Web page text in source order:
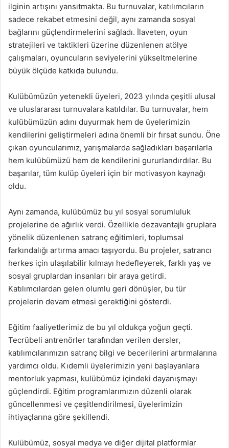
ilginin artışını yansıtmakta. Bu turnuvalar, katılımcıların
sadece rekabet etmesini değil, aynı zamanda sosyal
bağlarını güçlendirmelerini sağladı. İlaveten, oyun
stratejileri ve taktikleri üzerine düzenlenen atölye
çalışmaları, oyuncuların seviyelerini yükseltmelerine
büyük ölçüde katkıda bulundu.
Kulübümüzün yetenekli üyeleri, 2023 yılında çeşitli ulusal
ve uluslararası turnuvalara katıldılar. Bu turnuvalar, hem
kulübümüzün adını duyurmak hem de üyelerimizin
kendilerini geliştirmeleri adına önemli bir fırsat sundu. Öne
çıkan oyuncularımız, yarışmalarda sağladıkları başarılarla
hem kulübümüzü hem de kendilerini gururlandırdılar. Bu
başarılar, tüm kulüp üyeleri için bir motivasyon kaynağı
oldu.
Aynı zamanda, kulübümüz bu yıl sosyal sorumluluk
projelerine de ağırlık verdi. Özellikle dezavantajlı gruplara
yönelik düzenlenen satranç eğitimleri, toplumsal
farkındalığı artırma amacı taşıyordu. Bu projeler, satrancı
herkes için ulaşılabilir kılmayı hedefleyerek, farklı yaş ve
sosyal gruplardan insanları bir araya getirdi.
Katılımcılardan gelen olumlu geri dönüşler, bu tür
projelerin devam etmesi gerektiğini gösterdi.
Eğitim faaliyetlerimiz de bu yıl oldukça yoğun geçti.
Tecrübeli antrenörler tarafından verilen dersler,
katılımcılarımızın satranç bilgi ve becerilerini artırmalarına
yardımcı oldu. Kıdemli üyelerimizin yeni başlayanlara
mentorluk yapması, kulübümüz içindeki dayanışmayı
güçlendirdi. Eğitim programlarımızın düzenli olarak
güncellenmesi ve çeşitlendirilmesi, üyelerimizin
ihtiyaçlarına göre şekillendi.
Kulübümüz, sosyal medya ve diğer dijital platformlar